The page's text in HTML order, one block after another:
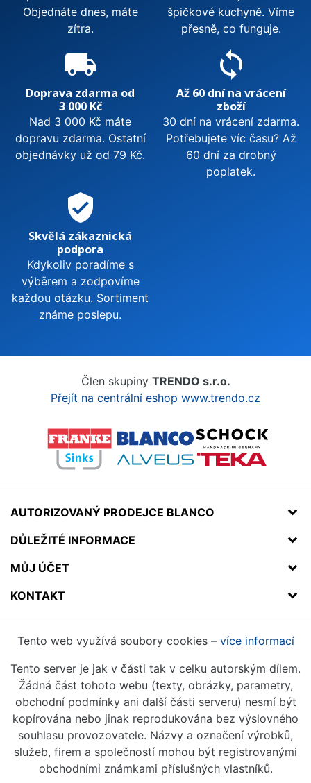
Objednáte dnes, máte
zítra.
špičkové kuchyně. Víme
přesně, co funguje.
local_shipping
Doprava zdarma od
3 000 Kč
Nad 3 000 Kč máte
dopravu zdarma. Ostatní
objednávky už od 79 Kč.
sync
Až 60 dní na vrácení
zboží
30 dní na vrácení zdarma.
Potřebujete víc času? Až
60 dní za drobný
poplatek.
verified_user
Skvělá zákaznická
podpora
Kdykoliv poradíme s
výběrem a zodpovíme
každou otázku. Sortiment
známe poslepu.
Člen skupiny TRENDO s.r.o.
Přejít na centrální eshop www.trendo.cz
AUTORIZOVANÝ PRODEJCE BLANCO
DŮLEŽITÉ INFORMACE
MŮJ ÚČET
KONTAKT
Tento web využívá soubory cookies – více informací
Tento server je jak v části tak v celku autorským dílem.
Žádná část tohoto webu (texty, obrázky, parametry,
obchodní podmínky ani další části serveru) nesmí být
kopírována nebo jinak reprodukována bez výslovného
souhlasu provozovatele. Názvy a označení výrobků,
služeb, firem a společností mohou být registrovanými
obchodními známkami příslušných vlastníků.